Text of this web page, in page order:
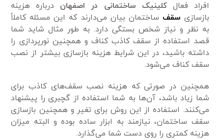
افراد فعالکلینیک ساختمانی در اصفهان درباره هزینه
بازسازی سقف ساختمان بیان می‌دارند که این مسئله کاملاً
به نظر و نیاز شخص بستگی دارد. به طور مثال شاید شما
قصد استفاده از سقف کاذب کناف و همچنین نورپردازی را
داشته باشید، در این شرایط هزینه بازسازی بیشتر از نصب
سقف کناف می‌شود.
همچنین در صورتی که هزینه نصب سقف‌های کاذب برای
شما زیاد باشد، آن‌ها به شما استفاده از گچبری را پیشنهاد
می‌کنند. استفاده از این روش برای تغیر و همچنین بازسازی
سقف ساختمان، نیاز‌مند به ابزار ساده بوده و البته میزان
هزینه کمتری را روی دست شما می‌گذارد.